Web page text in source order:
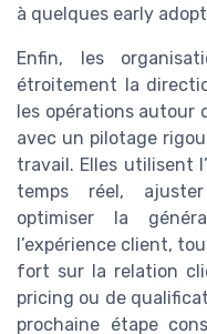
à quelques early
Enfin, les
étroitement la
les opérations autour
avec un pilotage
travail. Elles utilisent
temps réel,
optimiser la
l’expérience client,
fort sur la relation
pricing ou de
prochaine étape